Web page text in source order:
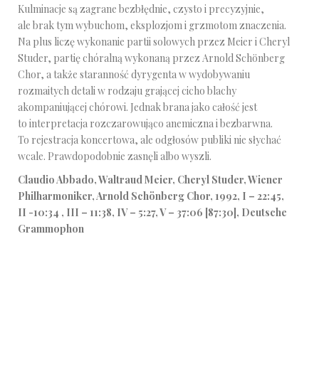
Kulminacje są zagrane bezbłędnie, czysto i precyzyjnie,
ale brak tym wybuchom, eksplozjom i grzmotom znaczenia.
Na plus liczę wykonanie partii solowych przez Meier i Cheryl
Studer, partię chóralną wykonaną przez Arnold Schönberg
Chor, a także staranność dyrygenta w wydobywaniu
rozmaitych detali w rodzaju grającej cicho blachy
akompaniującej chórowi. Jednak brana jako całość jest
to interpretacja rozczarowująco anemiczna i bezbarwna.
To rejestracja koncertowa, ale odgłosów publiki nie słychać
wcale. Prawdopodobnie zasnęli albo wyszli.
Claudio Abbado, Waltraud Meier, Cheryl Studer, Wiener
Philharmoniker, Arnold Schönberg Chor, 1992, I – 22:45,
II -10:34 , III – 11:38, IV – 5:27, V – 37:06 [87:30], Deutsche
Grammophon